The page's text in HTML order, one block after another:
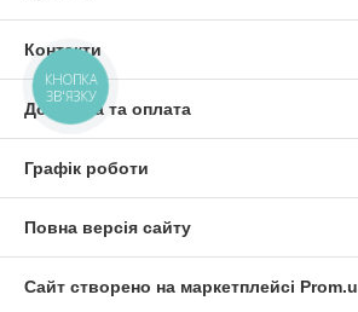
Контакти
Доставка та оплата
Графік роботи
Повна версія сайту
Сайт створено на маркетплейсі
КНОПКА
ЗВ'ЯЗКУ